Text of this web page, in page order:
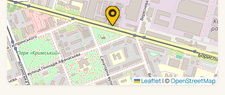
Leaflet|©OpenStreetMap